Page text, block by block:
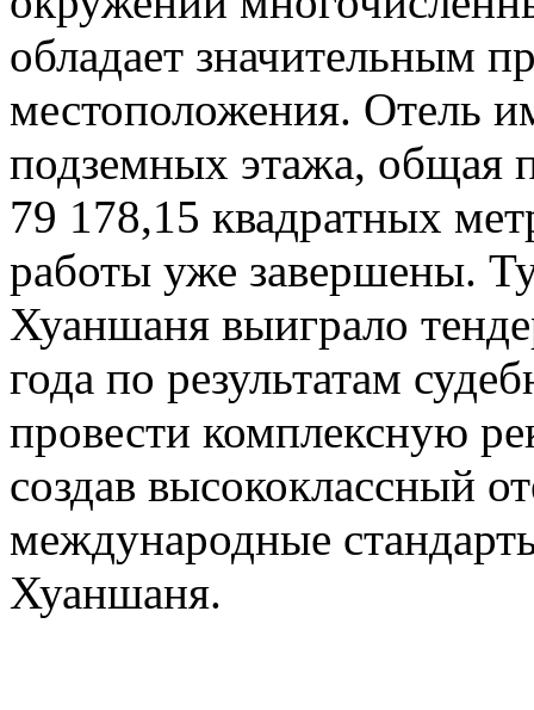
обладает значительным
местоположения. Отель
подземных этажа, общая
79 178,15 квадратных
работы уже завершены.
Хуаншаня выиграло
года по результатам
провести комплексную
создав высококлассный
международные
Хуаншаня.